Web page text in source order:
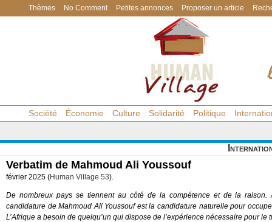
Thèmes No Comment Petites annonces Proposer un article
Société Économie Culture Solidarité Politique
Verbatim de Mahmoud Ali Youssouf
février 2025 (Human Village 53).
De nombreux pays se tiennent au côté de la compétence et de la raison.
candidature de Mahmoud Ali Youssouf est la candidature naturelle pour
L’Afrique a besoin de quelqu’un qui dispose de l’expérience nécessaire pour le